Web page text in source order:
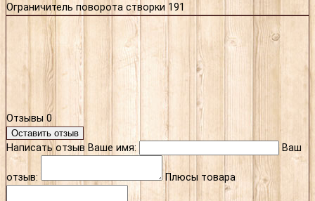
Ограничитель поворота створки 191
Отзывы 0
Оставить отзыв
Написать отзыв Ваше имя: Ваш
отзыв: Плюсы товара